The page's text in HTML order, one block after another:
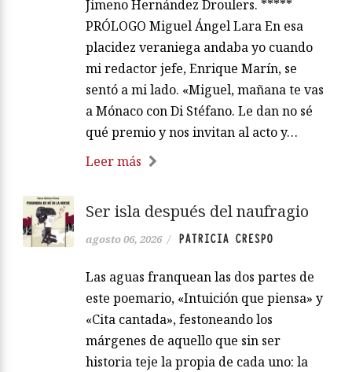
Jimeno Hernández Droulers. *****
PRÓLOGO Miguel Ángel Lara En esa
placidez veraniega andaba yo cuando
mi redactor jefe, Enrique Marín, se
sentó a mi lado. «Miguel, mañana te vas
a Mónaco con Di Stéfano. Le dan no sé
qué premio y nos invitan al acto y…
Leer más
Ser isla después del naufragio
agosto 06, 2026 / PATRICIA CRESPO
Las aguas franquean las dos partes de
este poemario, «Intuición que piensa» y
«Cita cantada», festoneando los
márgenes de aquello que sin ser
historia teje la propia de cada uno: la